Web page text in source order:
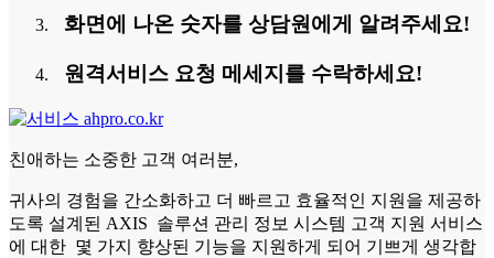
화면에 나온 숫자를 상담원에게 알려주세요!
원격서비스 요청 메세지를 수락하세요!
친애하는 소중한 고객 여러분,
귀사의 경험을 간소화하고 더 빠르고 효율적인 지원을 제공하
도록 설계된 AXIS 솔루션 관리 정보 시스템 고객 지원 서비스
에 대한 몇 가지 향상된 기능을 지원하게 되어 기쁘게 생각합